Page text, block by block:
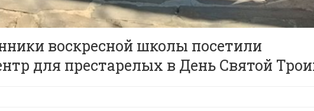
воскресной школы посетили
для престарелых в День Святой